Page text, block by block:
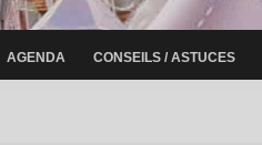
AGENDA CONSEILS / ASTUCES